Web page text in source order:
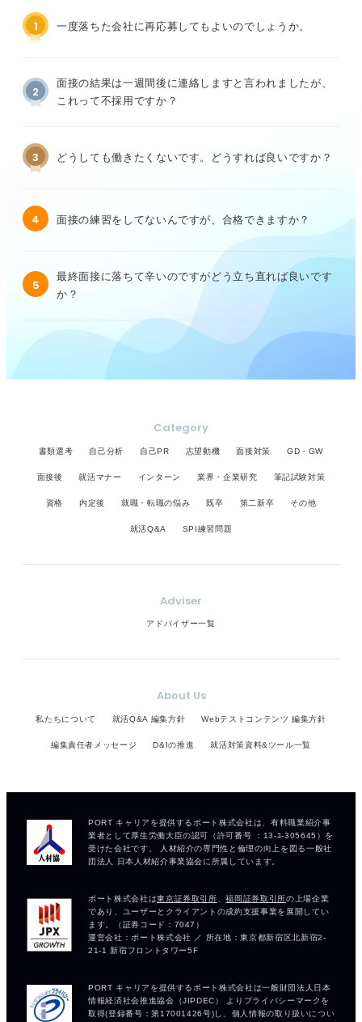
1 一度落ちた会社に再応募してもよいのでしょうか。
2
面接の結果は一週間後に連絡しますと言われましたが、
これって不採用ですか？
3 どうしても働きたくないです。どうすれば良いですか？
4 面接の練習をしてないんですが、合格できますか？
5
最終面接に落ちて辛いのですがどう立ち直れば良いです
か？
Category
書類選考 自己分析 自己PR 志望動機 面接対策 GD・GW
面接後 就活マナー インターン 業界・企業研究 筆記試験対策
資格 内定後 就職・転職の悩み 既卒 第二新卒 その他
就活Q&A SPI練習問題
Adviser
アドバイザー一覧
About Us
私たちについて 就活Q&A 編集方針 Webテストコンテンツ 編集方針
編集責任者メッセージ D&Iの推進 就活対策資料&ツール一覧